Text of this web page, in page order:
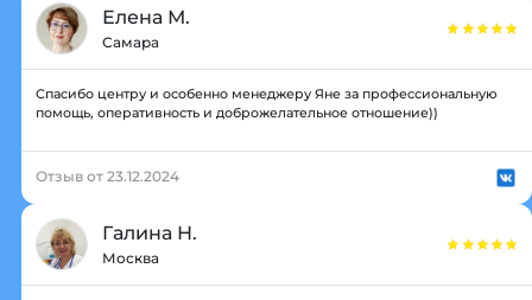
Елена М.
Самара
Спасибо центру и особенно менеджеру Яне за профессиональную
помощь, оперативность и доброжелательное отношение))
Отзыв от 23.12.2024
Галина Н.
Москва